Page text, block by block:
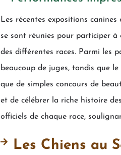
Les récentes expositions
se sont réunies pour participer
des différentes races. Parmi les
beaucoup de juges, tandis que
que de simples concours de
et de célébrer la riche histoire
officiels de chaque race,
Les Chiens au